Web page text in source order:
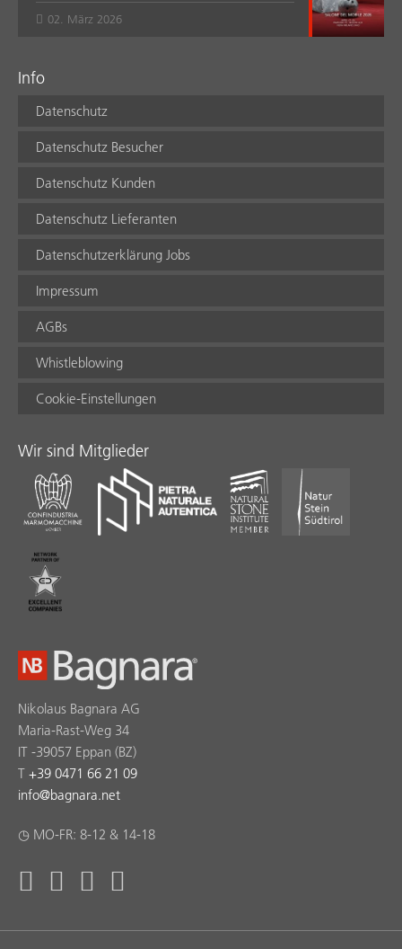
02. März 2026
Info
Datenschutz
Datenschutz Besucher
Datenschutz Kunden
Datenschutz Lieferanten
Datenschutzerklärung Jobs
Impressum
AGBs
Whistleblowing
Cookie-Einstellungen
Wir sind Mitglieder
Nikolaus Bagnara AG
Maria-Rast-Weg 34
IT -39057 Eppan (BZ)
T +39 0471 66 21 09
info@bagnara.net
◷ MO-FR: 8-12 & 14-18